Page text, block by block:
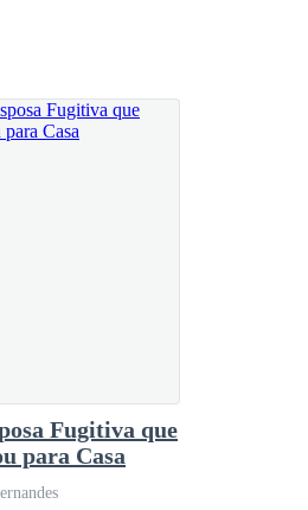
Fugitiva que
para Casa